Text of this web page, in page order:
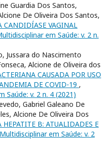
Guardia Dos Santos,
De Oliveira Dos Santos,
CANDIDÍASE VAGINAL
em Saúde: v. 2 n.
Jussara do Nascimento
Alcione de Oliveira dos
CAUSADA POR USO
DE COVID-19 ,
Saúde: v. 2 n. 4 (2021)
Gabriel Galeano De
Alcione De Oliveira Dos
HEPATITE B: ATUALIDADES E
em Saúde: v. 2